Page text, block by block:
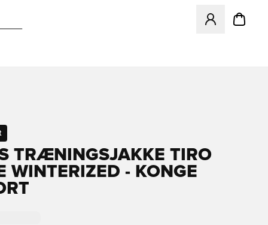
Åbner en
TRÆNINGSJAKKE TIRO
WINTERIZED - KONGE